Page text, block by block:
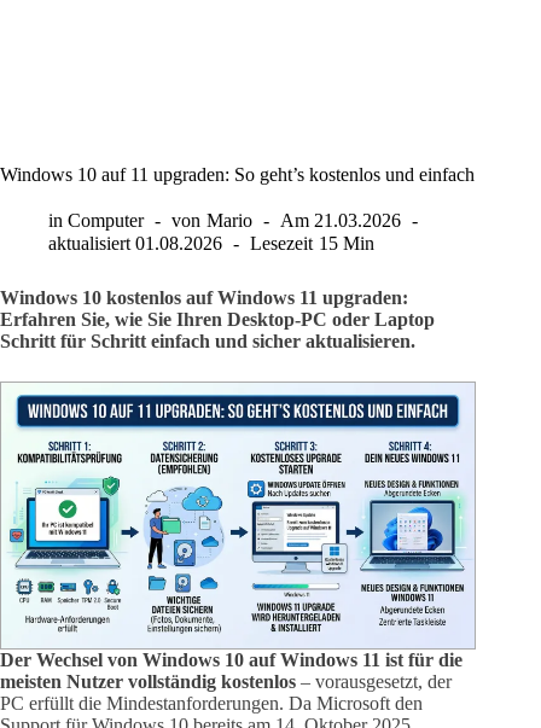
Windows 10 auf 11 upgraden: So geht’s kostenlos und einfach
in Computer von Mario Am 21.03.2026
aktualisiert 01.08.2026 Lesezeit 15 Min
Windows 10 kostenlos auf Windows 11 upgraden:
Erfahren Sie, wie Sie Ihren Desktop-PC oder Laptop
Schritt für Schritt einfach und sicher aktualisieren.
Der Wechsel von Windows 10 auf Windows 11 ist für die
meisten Nutzer vollständig kostenlos – vorausgesetzt, der
PC erfüllt die Mindestanforderungen. Da Microsoft den